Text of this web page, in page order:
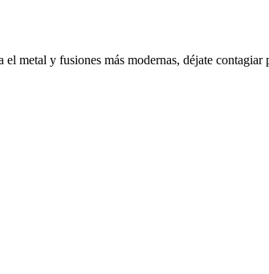
metal y fusiones más modernas, déjate